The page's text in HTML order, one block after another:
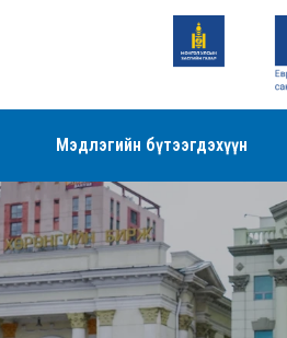
Мэдлэгийн бүтээгдэхүүн